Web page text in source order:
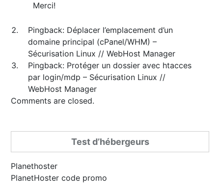
Merci!
Pingback: Déplacer l’emplacement d’un
domaine principal (cPanel/WHM) –
Sécurisation Linux // WebHost Manager
Pingback: Protéger un dossier avec htacces
par login/mdp – Sécurisation Linux //
WebHost Manager
Comments are closed.
Test d’hébergeurs
Planethoster
PlanetHoster code promo